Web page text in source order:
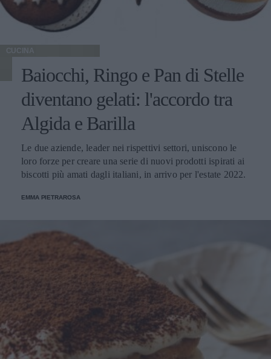
CUCINA
Baiocchi, Ringo e Pan di Stelle
diventano gelati: l'accordo tra
Algida e Barilla
Le due aziende, leader nei rispettivi settori, uniscono le
loro forze per creare una serie di nuovi prodotti ispirati ai
biscotti più amati dagli italiani, in arrivo per l'estate 2022.
EMMA PIETRAROSA